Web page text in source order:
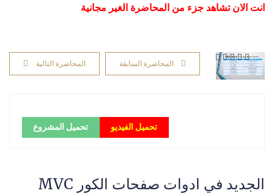
انت الان تشاهد جزء من المحاضرة الغير مجانية
المحاضرة السابقة المحاضرة التالية
تحميل المشروع تحميل الفيديو
الجديد في ادوات صفحات الكور MVC